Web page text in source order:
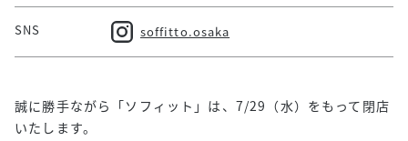
SNS soffitto.osaka
誠に勝手ながら「ソフィット」は、7/29（水）をもって閉店
いたします。